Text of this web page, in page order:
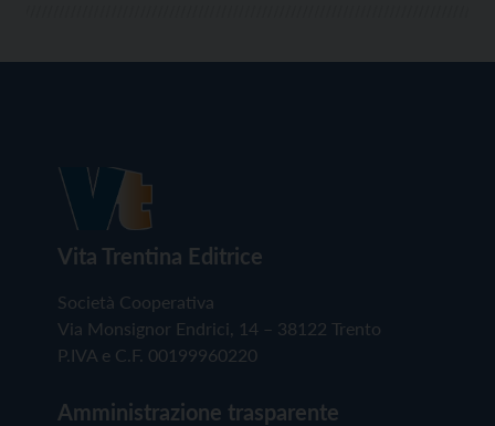
Vita Trentina Editrice
Società Cooperativa
Via Monsignor Endrici, 14 – 38122 Trento
P.IVA e C.F. 00199960220
Amministrazione trasparente